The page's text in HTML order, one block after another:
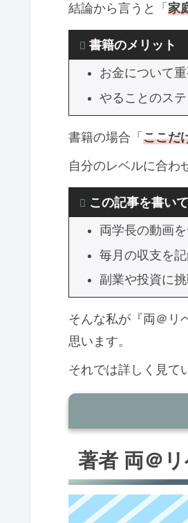
結論から言うと「 家
書籍のメリット
お金について
やることのス
書籍の場合「 ここだ
自分のレベルに合わ
この記事を書い
両学長の動画
毎月の収支を
副業や投資に
そんな私が『両＠リ
思います。
それでは詳しく見て
著者 両＠リベ
両＠リベ大学
両＠リベ大学
著者 両＠